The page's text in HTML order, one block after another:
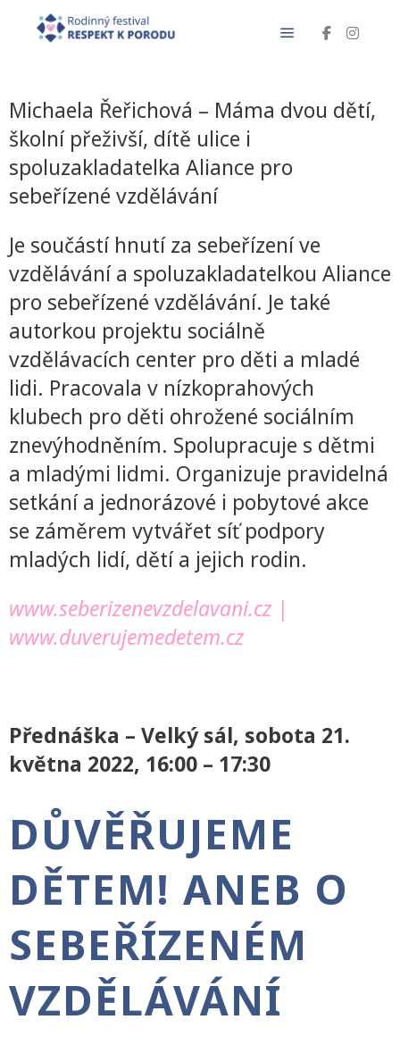
Michaela Řeřichová – Máma dvou dětí,
školní přeživší, dítě ulice i
spoluzakladatelka Aliance pro
sebeřízené vzdělávání
Je součástí hnutí za sebeřízení ve
vzdělávání a spoluzakladatelkou Aliance
pro sebeřízené vzdělávání. Je také
autorkou projektu sociálně
vzdělávacích center pro děti a mladé
lidi. Pracovala v nízkoprahových
klubech pro děti ohrožené sociálním
znevýhodněním. Spolupracuje s dětmi
a mladými lidmi. Organizuje pravidelná
setkání a jednorázové i pobytové akce
se záměrem vytvářet síť podpory
mladých lidí, dětí a jejich rodin.
www.seberizenevzdelavani.cz |
www.duverujemedetem.cz
Přednáška – Velký sál, sobota 21.
května 2022, 16:00 – 17:30
DŮVĚŘUJEME
DĚTEM! ANEB O
SEBEŘÍZENÉM
VZDĚLÁVÁNÍ